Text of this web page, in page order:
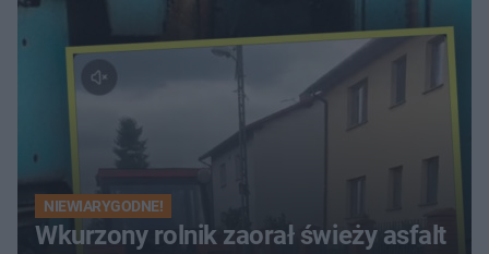
NIEWIARYGODNE!
Wkurzony rolnik zaorał świeży asfalt